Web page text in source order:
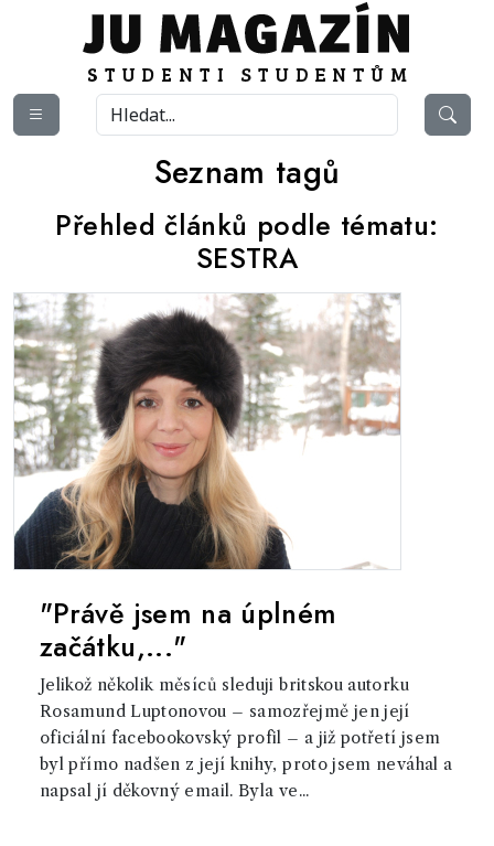
Seznam tagů
Přehled článků podle tématu:
SESTRA
"Právě jsem na úplném
začátku,..."
Jelikož několik měsíců sleduji britskou autorku
Rosamund Luptonovou – samozřejmě jen její
oficiální facebookovský profil – a již potřetí jsem
byl přímo nadšen z její knihy, proto jsem neváhal a
napsal jí děkovný email. Byla ve...